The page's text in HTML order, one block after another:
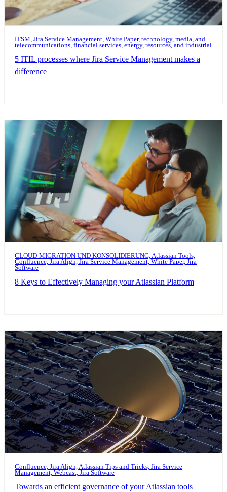
ITSM, Jira Service Management, White Paper, technology, media, and
telecommunications, financial services, energy, resources, and industrial
5 ITIL processes where Jira Service Management makes a
difference
CLOUD-MIGRATION UND KONSOLIDIERUNG, Atlassian Tools,
Confluence, Jira Align, Jira Service Management, White Paper, Jira
Software
8 Keys to Effectively Managing your Atlassian Platform
Confluence, Jira Align, Atlassian Tips and Tricks, Jira Service
Management, Webcast, Jira Software
Towards an efficient governance of your Atlassian tools